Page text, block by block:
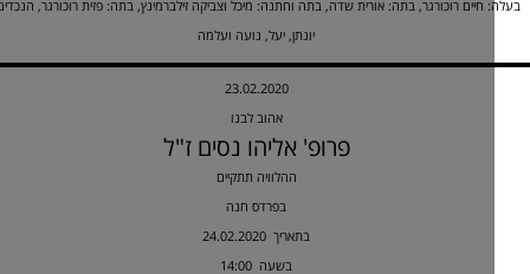
חיים רוכורגר, בתה: אורית שדה, בתה וחתנה: מיכל וצביקה זילברמינץ, בתה: פזית רוכורגר, הנכדים:
יונתן, יעל, נועה ועלמה
23.02.2020
אהוב לבנו
פרופ' אליהו נסים ז"ל
ההלוויה תתקיים
בפרדס חנה
24.02.2020 בתאריך